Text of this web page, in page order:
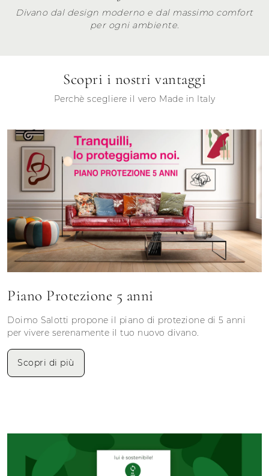
Divano dal design moderno e dal massimo comfort
per ogni ambiente.
Scopri i nostri vantaggi
Perchè scegliere il vero Made in Italy
Piano Protezione 5 anni
Doimo Salotti propone il piano di protezione di 5 anni
per vivere serenamente il tuo nuovo divano.
Scopri di più